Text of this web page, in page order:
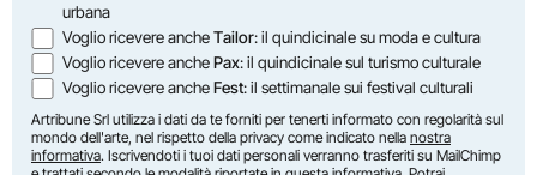
urbana
Voglio ricevere ancheTailor: il quindicinale su moda e cultura
Voglio ricevere anchePax: il quindicinale sul turismo culturale
Voglio ricevere ancheFest: il settimanale sui festival culturali
Artribune Srl utilizza i dati da te forniti per tenerti informato con regolarità sul
mondo dell'arte, nel rispetto della privacy come indicato nella nostra
informativa. Iscrivendoti i tuoi dati personali verranno trasferiti su MailChimp